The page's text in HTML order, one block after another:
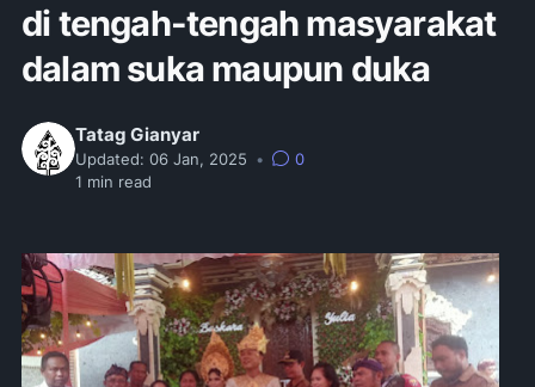
di tengah-tengah masyarakat
dalam suka maupun duka
Tatag Gianyar
Updated: 06 Jan, 2025 •
0
1 min read